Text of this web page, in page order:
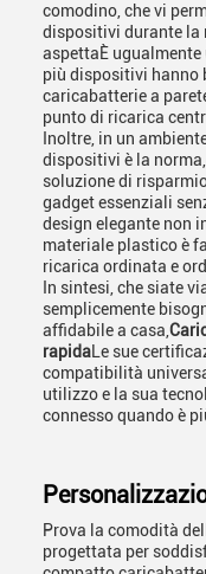
comodino, che vi
dispositivi durante la
aspettaÈ
più dispositivi hanno
caricabatterie a
punto di ricarica
Inoltre, in un
dispositivi è la
soluzione di
gadget essenziali
design elegante non
materiale plastico è
ricarica ordinata e
In sintesi, che siate
semplicemente
affidabile a casa,
rapida Le sue
compatibilità
utilizzo e la sua
connesso quando è
Prova la comodità
progettata per